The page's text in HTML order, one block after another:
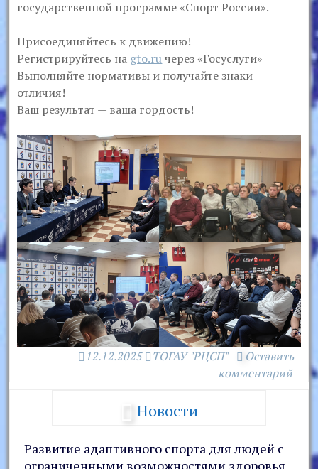
государственной программе «Спорт России».
Присоединяйтесь к движению!
Регистрируйтесь на gto.ruчерез «Госуслуги»
Выполняйте нормативы и получайте знаки
отличия!
Ваш результат — ваша гордость!
12.12.2025 ТОГАУ "РЦСП"
Оставить
комментарий
Новости
Развитие адаптивного спорта для людей с